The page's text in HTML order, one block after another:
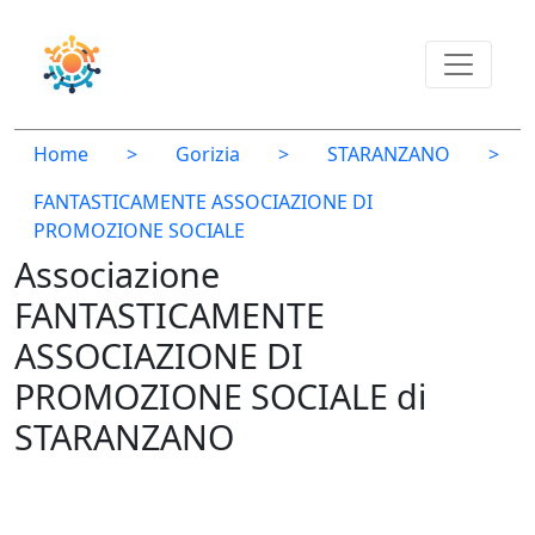
Home > Gorizia > STARANZANO
>
FANTASTICAMENTE ASSOCIAZIONE DI
PROMOZIONE SOCIALE
Associazione
FANTASTICAMENTE
ASSOCIAZIONE DI
PROMOZIONE SOCIALE di
STARANZANO